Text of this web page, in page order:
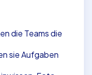
die Teams die
sie Aufgaben